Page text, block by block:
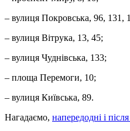
– вулиця Покровська, 96, 131,
– вулиця Вітрука, 13, 45;
– вулиця Чуднівська, 133;
– площа Перемоги, 10;
– вулиця Київська, 89.
Нагадаємо, напередодні і